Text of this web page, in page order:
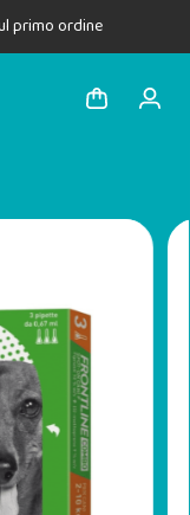
primo ordine